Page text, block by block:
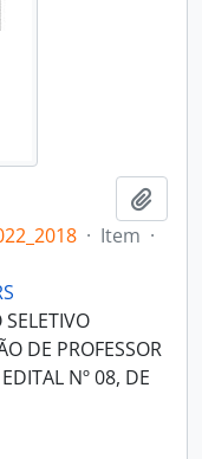
· Item ·
DE PROFESSOR
Nº 08, DE